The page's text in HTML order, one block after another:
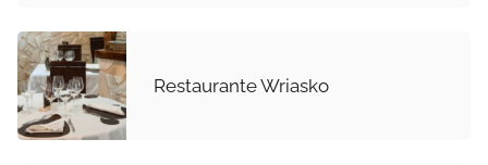
Restaurante Wriasko